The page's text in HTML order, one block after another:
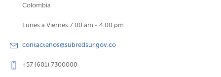
Colombia
Lunes a Viernes 7:00 am - 4:00 pm
contactenos@subredsur.gov.co
+57 (601) 7300000